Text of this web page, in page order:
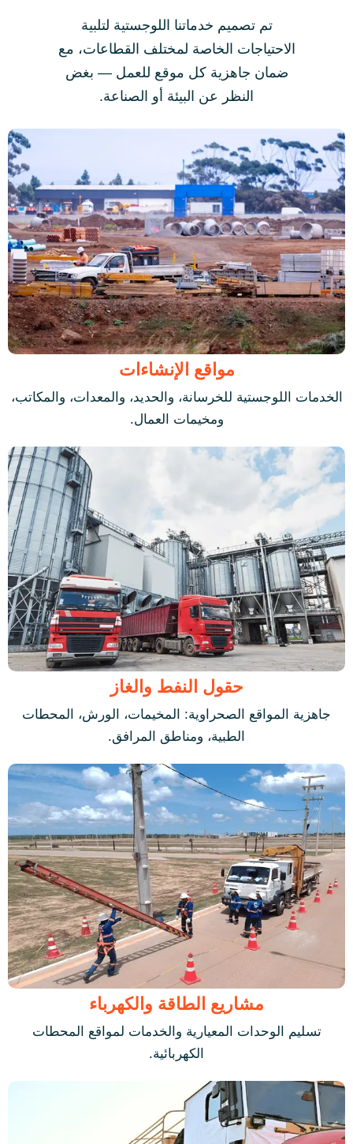
تم تصميم خدماتنا اللوجستية لتلبية
الاحتياجات الخاصة لمختلف القطاعات، مع
ضمان جاهزية كل موقع للعمل — بغض
النظر عن البيئة أو الصناعة.
مواقع الإنشاءات
الخدمات اللوجستية للخرسانة، والحديد، والمعدات، والمكاتب،
ومخيمات العمال.
حقول النفط والغاز
جاهزية المواقع الصحراوية: المخيمات، الورش، المحطات
الطبية، ومناطق المرافق.
مشاريع الطاقة والكهرباء
تسليم الوحدات المعيارية والخدمات لمواقع المحطات
الكهربائية.